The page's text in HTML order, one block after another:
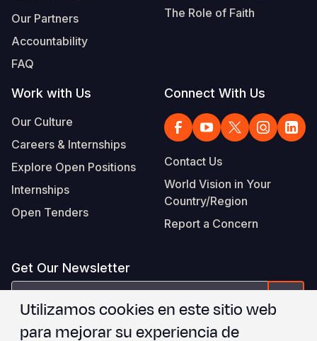
Our Partners
Accountability
FAQ
The Role of Faith
Work with Us
Our Culture
Careers & Internships
Explore Open Positions
Internships
Open Tenders
Connect With Us
Contact Us
World Vision in Your
Country/Region
Report a Concern
Get Our Newsletter
correo
electrónico
Utilizamos cookies en este sitio web
para mejorar su experiencia de